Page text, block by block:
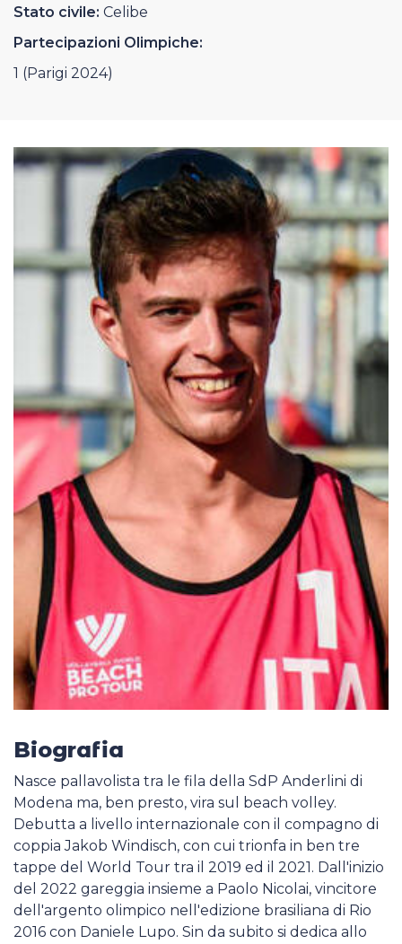
Stato civile: Celibe
Partecipazioni Olimpiche:
1 (Parigi 2024)
Biografia
Nasce pallavolista tra le fila della SdP Anderlini di
Modena ma, ben presto, vira sul beach volley.
Debutta a livello internazionale con il compagno di
coppia Jakob Windisch, con cui trionfa in ben tre
tappe del World Tour tra il 2019 ed il 2021. Dall'inizio
del 2022 gareggia insieme a Paolo Nicolai, vincitore
dell'argento olimpico nell'edizione brasiliana di Rio
2016 con Daniele Lupo. Sin da subito si dedica allo